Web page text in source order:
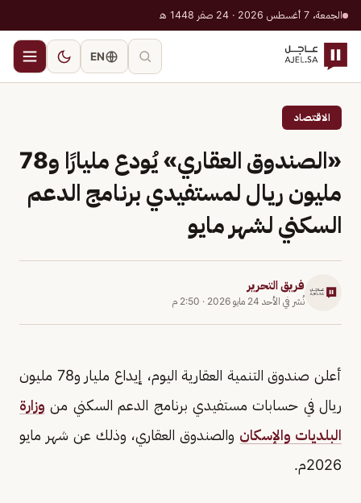
الجمعة، 7 أغسطس 2026 · 24 صفر 1448 هـ
EN
الاقتصاد
«الصندوق العقاري» يُودع مليارًا و78
مليون ريال لمستفيدي برنامج الدعم
السكني لشهر مايو
فريق التحرير
نُشر في الأحد 24 مايو 2026 · 2:50 م
أعلن صندوق التنمية العقارية اليوم، إيداع مليار و78 مليون
ريال في حسابات مستفيدي برنامج الدعم السكني من وزارة
البلديات والإسكان والصندوق العقاري، وذلك عن شهر مايو
2026م.